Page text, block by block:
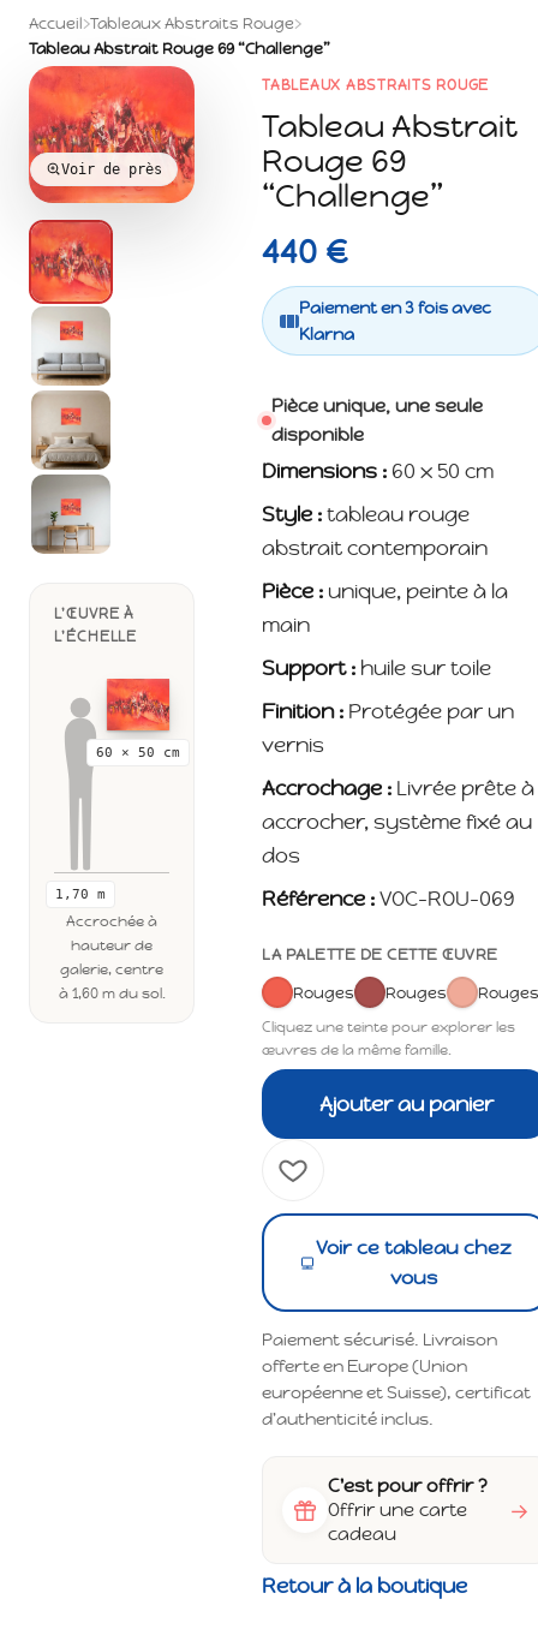
Accueil›Tableaux Abstraits Rouge›
Tableau Abstrait Rouge 69 “Challenge”
Voir de près
L'ŒUVRE À
L'ÉCHELLE
1,70 m
60 × 50 cm
Accrochée à
hauteur de
galerie, centre
à 1,60 m du sol.
TABLEAUX ABSTRAITS ROUGE
Tableau Abstrait
Rouge 69
“Challenge”
440 €
Paiement en 3 fois avec
Klarna
Pièce unique, une seule
disponible
Dimensions : 60 x 50 cm
Style :tableau rouge
abstrait contemporain
Pièce : unique, peinte à la
main
Support : huile sur toile
Finition : Protégée par un
vernis
Accrochage : Livrée prête à
accrocher, système fixé au
dos
Référence :VOC-ROU-069
LA PALETTE DE CETTE ŒUVRE
Rouges
Rouges
Cliquez une teinte pour explorer les
œuvres de la même famille.
Ajouter au panier
Voir ce tableau chez
vous
Paiement sécurisé. Livraison
offerte en Europe (Union
européenne et Suisse), certificat
d'authenticité inclus.
C'est pour offrir ?
Offrir une carte
cadeau
→
Retour à la boutique